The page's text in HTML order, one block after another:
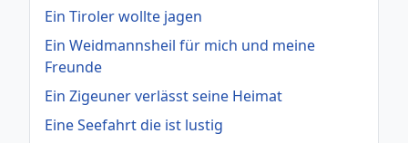
Ein Tiroler wollte jagen
Ein Weidmannsheil für mich und meine
Freunde
Ein Zigeuner verlässt seine Heimat
Eine Seefahrt die ist lustig